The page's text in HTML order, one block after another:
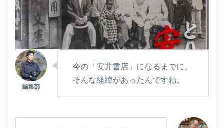
今の「安井書店」になるまでに、
そんな経緯があったんですね。